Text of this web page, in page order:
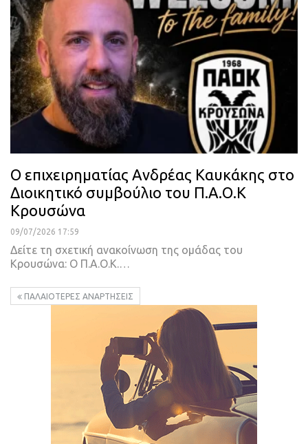
O επιχειρηματίας Ανδρέας Καυκάκης στο
Διοικητικό συμβούλιο του Π.Α.Ο.Κ
Κρουσώνα
09/07/2026 17:59
Δείτε τη σχετική ανακοίνωση της ομάδας του
Κρουσώνα: Ο Π.Α.Ο.Κ.…
ΠΑΛΑΙΌΤΕΡΕΣ ΑΝΑΡΤΉΣΕΙΣ